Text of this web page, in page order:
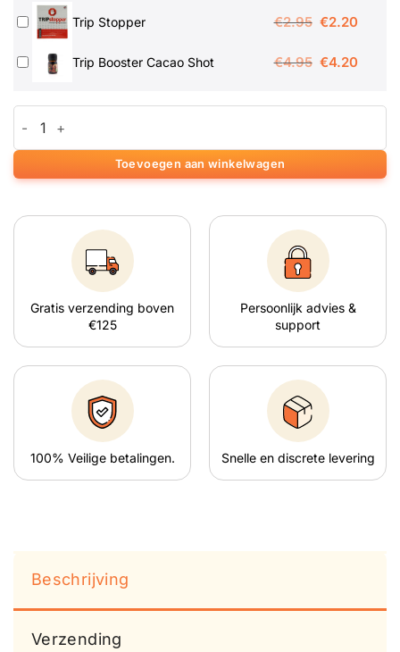
Trip Stopper €2.95
was:
€2.20
Trip Booster Cacao Shot €4.95
was:
€4.20
is:
Toevoegen aan winkelwagen
Gratis verzending boven
€125
Persoonlijk advies &
support
100% Veilige betalingen. Snelle en discrete levering
Beschrijving
Verzending